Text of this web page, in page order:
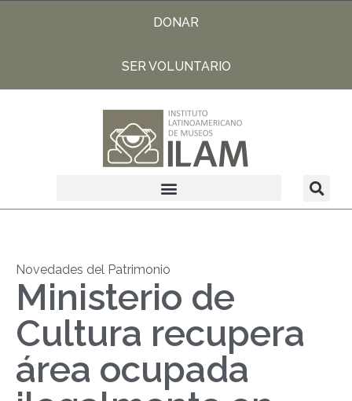
DONAR
SER VOLUNTARIO
Novedades del Patrimonio
Ministerio de
Cultura recupera
área ocupada